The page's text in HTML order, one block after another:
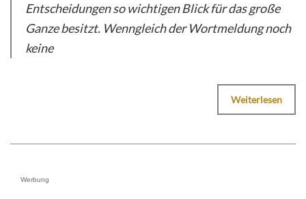
Entscheidungen so wichtigen Blick für das große
Ganze besitzt. Wenngleich der Wortmeldung noch
keine
Weiterlesen
Werbung